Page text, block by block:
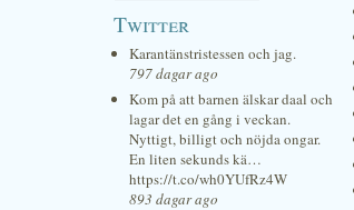
Twitter
Karantänstristessen och jag.
797 dagar ago
Kom på att barnen älskar daal och
lagar det en gång i veckan.
Nyttigt, billigt och nöjda ongar.
En liten sekunds kä…
https://t.co/wh0YUfRz4W
893 dagar ago